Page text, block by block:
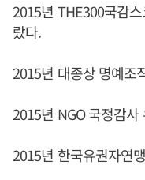
2015년 THE300국감
랐다.
2015년 대종상 명예조
2015년 NGO 국정감
2015년 한국유권자연